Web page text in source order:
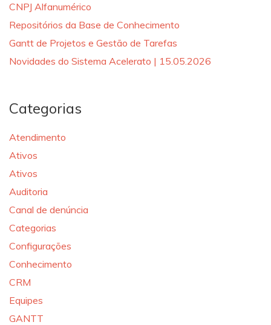
CNPJ Alfanumérico
Repositórios da Base de Conhecimento
Gantt de Projetos e Gestão de Tarefas
Novidades do Sistema Acelerato | 15.05.2026
Categorias
Atendimento
Ativos
Ativos
Auditoria
Canal de denúncia
Categorias
Configurações
Conhecimento
CRM
Equipes
GANTT